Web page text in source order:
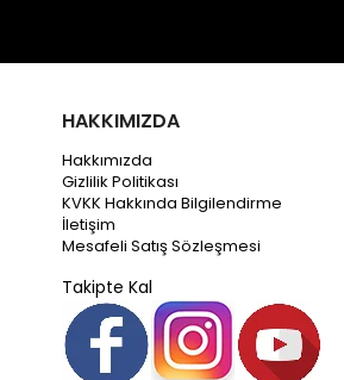
HAKKIMIZDA
Hakkımızda
Gizlilik Politikası
KVKK Hakkında Bilgilendirme
İletişim
Mesafeli Satış Sözleşmesi
Takipte Kal